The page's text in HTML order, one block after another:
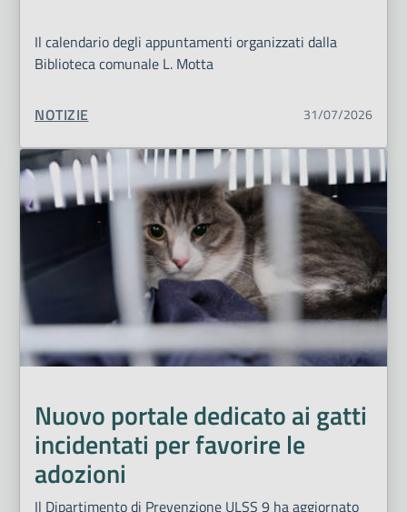
Il calendario degli appuntamenti organizzati dalla
Biblioteca comunale L. Motta
TIPO CONTENUTO:
NOTIZIE 31/07/2026
Nuovo portale dedicato ai gatti
incidentati per favorire le
adozioni
Il Dipartimento di Prevenzione ULSS 9 ha aggiornato